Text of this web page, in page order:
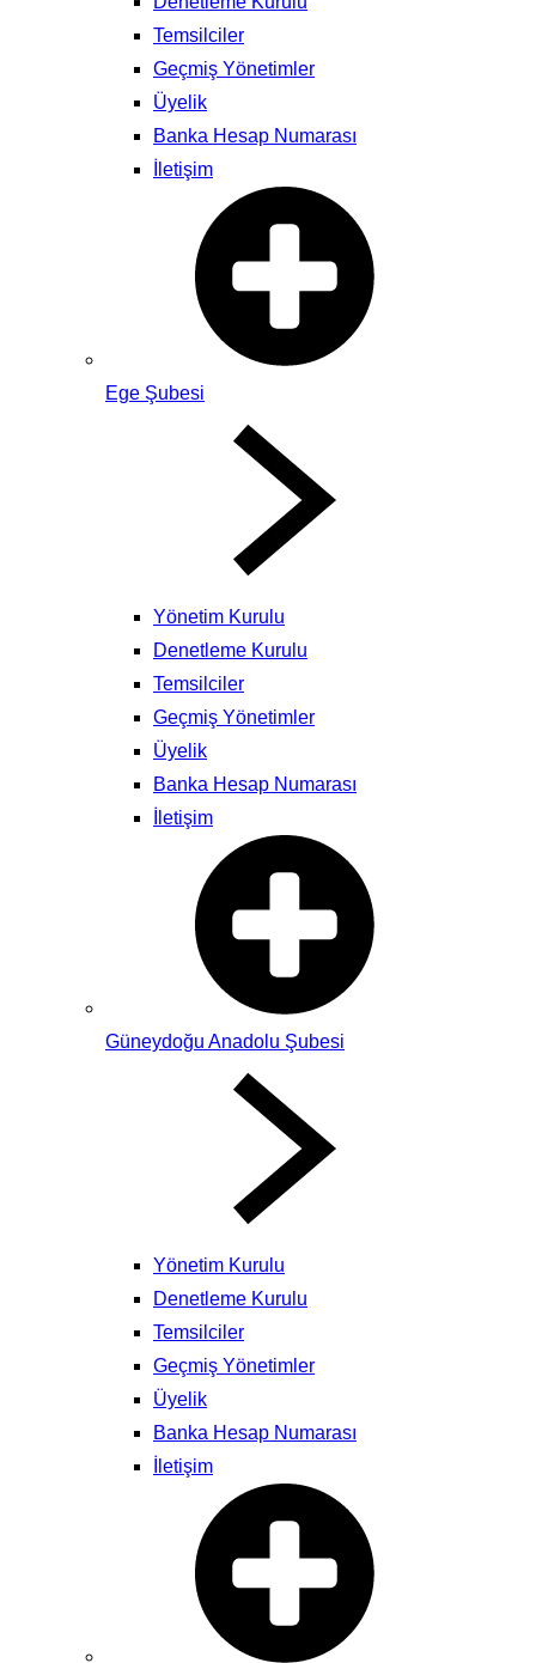
Temsilciler
Geçmiş Yönetimler
Üyelik
Banka Hesap Numarası
İletişim
Ege Şubesi
Yönetim Kurulu
Denetleme Kurulu
Temsilciler
Geçmiş Yönetimler
Üyelik
Banka Hesap Numarası
İletişim
Güneydoğu Anadolu Şubesi
Yönetim Kurulu
Denetleme Kurulu
Temsilciler
Geçmiş Yönetimler
Üyelik
Banka Hesap Numarası
İletişim